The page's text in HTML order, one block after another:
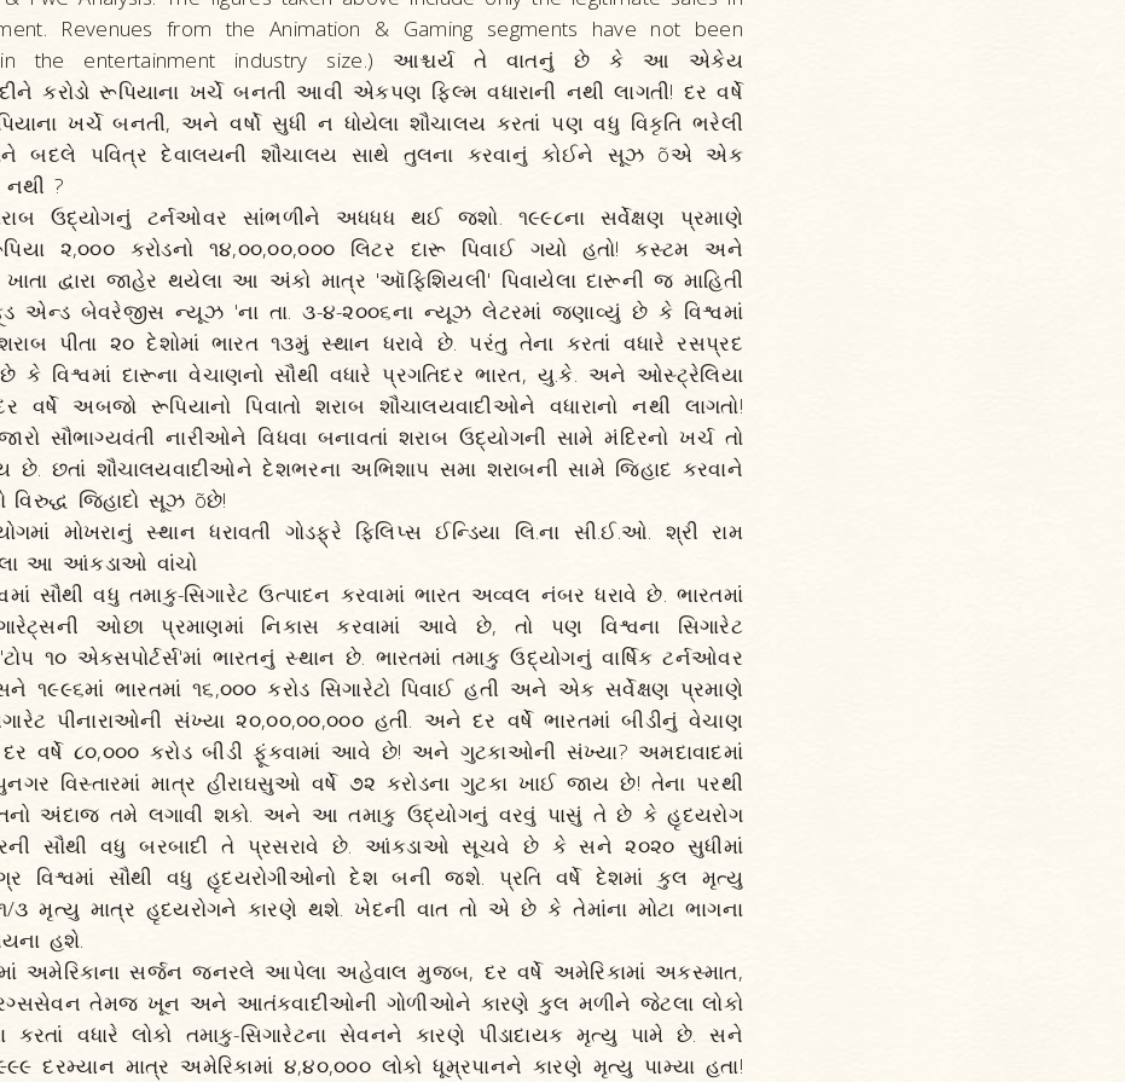
Revenues from the Animation & Gaming segments have not been
in the entertainment industry size.) આશ્ચર્ય તે વાતનું છે કે આ એકેય
કરોડો રૂપિયાના ખર્ચે બનતી આવી એકપણ ફિલ્મ વધારાની નથી લાગતી! દર વર્ષે
ખર્ચે બનતી, અને વર્ષો સુધી ન ધોયેલા શૌચાલય કરતાં પણ વધુ વિકૃતિ ભરેલી
બદલે પવિત્ર દેવાલયની શૌચાલય સાથે તુલના કરવાનું કોઈને સૂઝ õએ એક
?
ઉદ્યોગનું ટર્નઓવર સાંભળીને અધધધ થઈ જશો. ૧૯૯૮ના સર્વેક્ષણ પ્રમાણે
૨,૦૦૦ કરોડનો ૧૪,૦૦,૦૦,૦૦૦ લિટર દારૂ પિવાઈ ગયો હતો! કસ્ટમ અને
દ્વારા જાહેર થયેલા આ અંકો માત્ર 'આૅફિશિયલી' પિવાયેલા દારૂની જ માહિતી
બેવરેજીસ ન્યૂઝ 'ના તા. ૩-૪-૨૦૦૬ના ન્યૂઝ લેટરમાં જણાવ્યું છે કે વિશ્વમાં
પીતા ૨૦ દેશોમાં ભારત ૧૩મું સ્થાન ધરાવે છે. પરંતુ તેના કરતાં વધારે રસપ્રદ
વિશ્વમાં દારૂના વેચાણનો સૌથી વધારે પ્રગતિદર ભારત, યુ.કે. અને ઓસ્ટ્રેલિયા
વર્ષે અબજો રૂપિયાનો પિવાતો શરાબ શૌચાલયવાદીઓને વધારાનો નથી લાગતો!
સૌભાગ્યવંતી નારીઓને વિધવા બનાવતાં શરાબ ઉદ્યોગની સામે મંદિરનો ખર્ચ તો
છે. છતાં શૌચાલયવાદીઓને દેશભરના અભિશાપ સમા શરાબની સામે જિહાદ કરવાને
વિરુદ્ધ જિહાદો સૂઝ õછે!
મોખરાનું સ્થાન ધરાવતી ગોડફ્રે ફિલિપ્સ ઈન્ડિયા લિ.ના સી.ઈ.ઓ. શ્રી રામ
આ આંકડાઓ વાંચો
સૌથી વધુ તમાકુ-સિગારેટ ઉત્પાદન કરવામાં ભારત અવ્વલ નંબર ધરાવે છે. ભારતમાં
ઓછા પ્રમાણમાં નિકાસ કરવામાં આવે છે, તો પણ વિશ્વના સિગારેટ
૧૦ એક્સપોર્ટર્સ'માં ભારતનું સ્થાન છે. ભારતમાં તમાકુ ઉદ્યોગનું વાર્ષિક ટર્નઓવર
૧૯૯૬માં ભારતમાં ૧૬,૦૦૦ કરોડ સિગારેટો પિવાઈ હતી અને એક સર્વેક્ષણ પ્રમાણે
પીનારાઓની સંખ્યા ૨૦,૦૦,૦૦,૦૦૦ હતી. અને દર વર્ષે ભારતમાં બીડીનું વેચાણ
દર વર્ષે ૮૦,૦૦૦ કરોડ બીડી ફૂંકવામાં આવે છે! અને ગુટકાઓની સંખ્યા? અમદાવાદમાં
વિસ્તારમાં માત્ર હીરાઘસુઓ વર્ષે ૭૨ કરોડના ગુટકા ખાઈ જાય છે! તેના પરથી
અંદાજ તમે લગાવી શકો. અને આ તમાકુ ઉદ્યોગનું વરવું પાસું તે છે કે હૃદયરોગ
સૌથી વધુ બરબાદી તે પ્રસરાવે છે. આંકડાઓ સૂચવે છે કે સને ૨૦૨૦ સુધીમાં
વિશ્વમાં સૌથી વધુ હૃદયરોગીઓનો દેશ બની જશે. પ્રતિ વર્ષે દેશમાં કુલ મૃત્યુ
૩ મૃત્યુ માત્ર હૃદયરોગને કારણે થશે. ખેદની વાત તો એ છે કે તેમાંના મોટા ભાગના
હશે.
અમેરિકાના સર્જન જનરલે આપેલા અહેવાલ મુજબ, દર વર્ષે અમેરિકામાં અકસ્માત,
તેમજ ખૂન અને આતંકવાદીઓની ગોળીઓને કારણે કુલ મળીને જેટલા લોકો
વધારે લોકો તમાકુ-સિગારેટના સેવનને કારણે પીડાદાયક મૃત્યુ પામે છે. સને
દરમ્યાન માત્ર અમેરિકામાં ૪,૪૦,૦૦૦ લોકો ધૂમ્રપાનને કારણે મૃત્યુ પામ્યા હતા!